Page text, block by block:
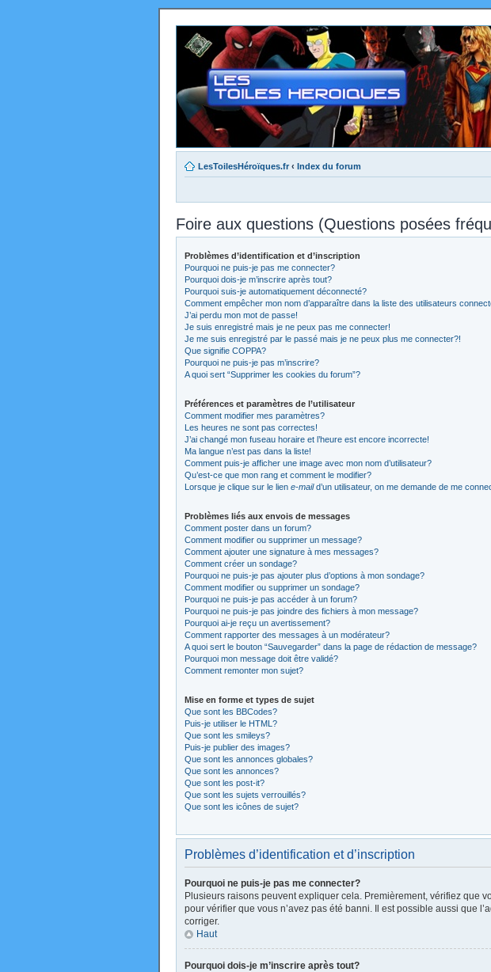
LesToilesHéroïques.fr ‹ Index du forum
Foire aux questions (Questions posées
Problèmes d’identification et d’inscription
Pourquoi ne puis-je pas me connecter?
Pourquoi dois-je m’inscrire après tout?
Pourquoi suis-je automatiquement déconnecté?
Comment empêcher mon nom d’apparaître dans la liste des utilisateurs
J’ai perdu mon mot de passe!
Je suis enregistré mais je ne peux pas me connecter!
Je me suis enregistré par le passé mais je ne peux plus me connecter?!
Que signifie COPPA?
Pourquoi ne puis-je pas m’inscrire?
A quoi sert “Supprimer les cookies du forum”?
Préférences et paramètres de l’utilisateur
Comment modifier mes paramètres?
Les heures ne sont pas correctes!
J’ai changé mon fuseau horaire et l’heure est encore incorrecte!
Ma langue n’est pas dans la liste!
Comment puis-je afficher une image avec mon nom d’utilisateur?
Qu’est-ce que mon rang et comment le modifier?
Lorsque je clique sur le lien e-maild’un utilisateur, on me demande de me
Problèmes liés aux envois de messages
Comment poster dans un forum?
Comment modifier ou supprimer un message?
Comment ajouter une signature à mes messages?
Comment créer un sondage?
Pourquoi ne puis-je pas ajouter plus d’options à mon sondage?
Comment modifier ou supprimer un sondage?
Pourquoi ne puis-je pas accéder à un forum?
Pourquoi ne puis-je pas joindre des fichiers à mon message?
Pourquoi ai-je reçu un avertissement?
Comment rapporter des messages à un modérateur?
A quoi sert le bouton “Sauvegarder” dans la page de rédaction de message?
Pourquoi mon message doit être validé?
Comment remonter mon sujet?
Mise en forme et types de sujet
Que sont les BBCodes?
Puis-je utiliser le HTML?
Que sont les smileys?
Puis-je publier des images?
Que sont les annonces globales?
Que sont les annonces?
Que sont les post-it?
Que sont les sujets verrouillés?
Que sont les icônes de sujet?
Problèmes d’identification et d’inscription
Pourquoi ne puis-je pas me connecter?
Plusieurs raisons peuvent expliquer cela. Premièrement, vérifiez que
pour vérifier que vous n’avez pas été banni. Il est possible aussi que
corriger.
Haut
Pourquoi dois-je m’inscrire après tout?